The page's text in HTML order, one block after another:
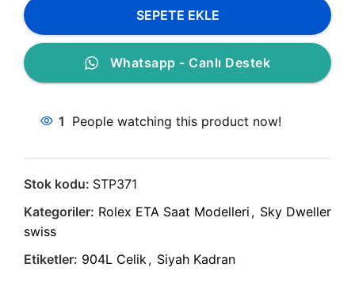
SEPETE EKLE
Whatsapp - Canlı Destek
1 People watching this product now!
Stok kodu: STP371
Kategoriler: Rolex ETA Saat Modelleri , Sky Dweller
swiss
Etiketler: 904L Celik, Siyah Kadran